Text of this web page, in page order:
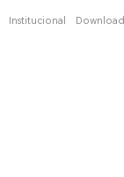
Confira
Institucional